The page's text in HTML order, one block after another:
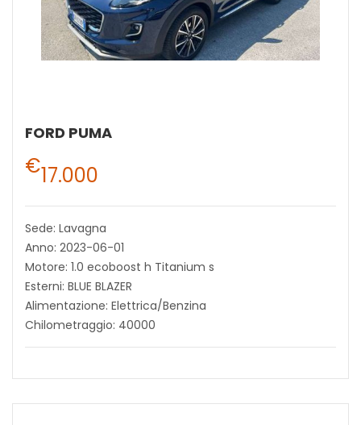
FORD PUMA
€17.000
Sede: Lavagna
Anno: 2023-06-01
Motore: 1.0 ecoboost h Titanium s
Esterni: BLUE BLAZER
Alimentazione: Elettrica/Benzina
Chilometraggio: 40000